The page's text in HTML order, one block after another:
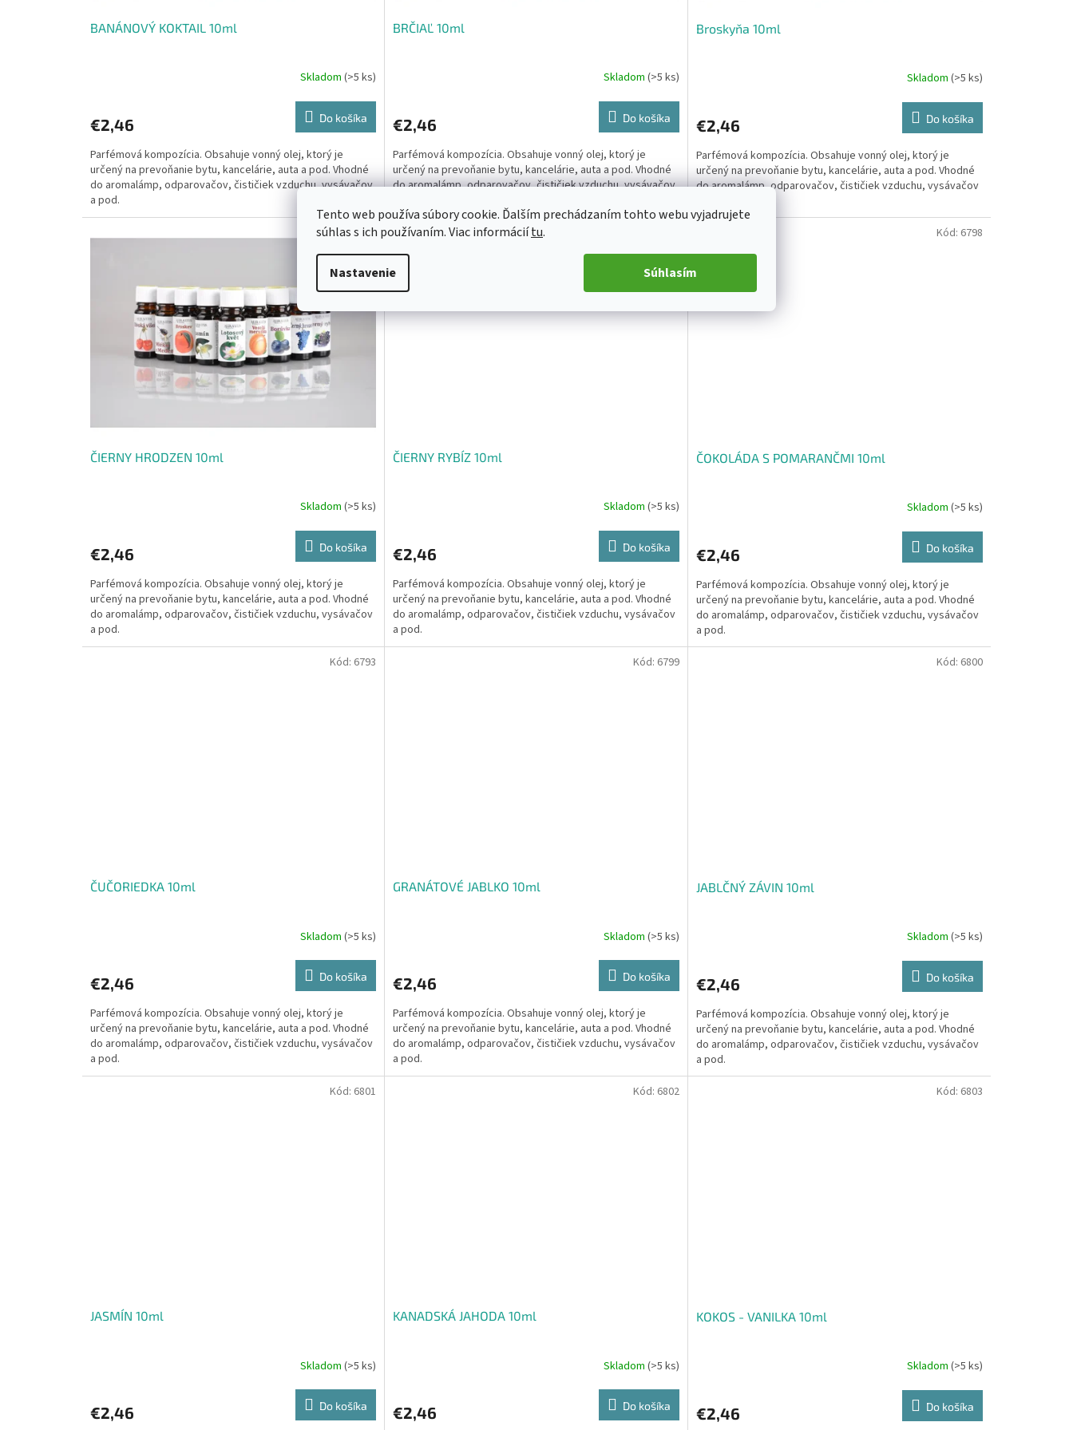
Tento web používa súbory cookie. Ďalším prechádzaním tohto webu vyjadrujete
súhlas s ich používaním. Viac informáciítu.
Nastavenie Súhlasím
BANÁNOVÝ KOKTAIL 10ml
Skladom(>5 ks)
€2,46 Do košíka
Parfémová kompozícia. Obsahuje vonný olej, ktorý je
určený na prevoňanie bytu, kancelárie, auta a pod. Vhodné
do aromalámp, odparovačov, čističiek vzduchu, vysávačov
a pod.
BRČIAĽ 10ml
Skladom (>5 ks)
€2,46 Do košíka
Parfémová kompozícia. Obsahuje vonný olej, ktorý je
určený na prevoňanie bytu, kancelárie, auta a pod. Vhodné
do aromalámp, odparovačov, čističiek vzduchu, vysávačov
Broskyňa 10ml
Skladom (>5 ks)
€2,46 Do košíka
Parfémová kompozícia. Obsahuje vonný olej, ktorý je
určený na prevoňanie bytu, kancelárie, auta a pod. Vhodné
do aromalámp, odparovačov, čističiek vzduchu, vysávačov
ČIERNY HRODZEN 10ml
Skladom(>5 ks)
€2,46 Do košíka
Parfémová kompozícia. Obsahuje vonný olej, ktorý je
určený na prevoňanie bytu, kancelárie, auta a pod. Vhodné
do aromalámp, odparovačov, čističiek vzduchu, vysávačov
a pod.
Kód:6796
ČIERNY RYBÍZ 10ml
Skladom (>5 ks)
€2,46 Do košíka
Parfémová kompozícia. Obsahuje vonný olej, ktorý je
určený na prevoňanie bytu, kancelárie, auta a pod. Vhodné
do aromalámp, odparovačov, čističiek vzduchu, vysávačov
a pod.
ČOKOLÁDA S POMARANČMI 10ml
Skladom (>5 ks)
€2,46 Do košíka
Parfémová kompozícia. Obsahuje vonný olej, ktorý je
určený na prevoňanie bytu, kancelárie, auta a pod. Vhodné
do aromalámp, odparovačov, čističiek vzduchu, vysávačov
a pod.
Kód: 6798
ČUČORIEDKA 10ml
Skladom(>5 ks)
€2,46 Do košíka
Parfémová kompozícia. Obsahuje vonný olej, ktorý je
určený na prevoňanie bytu, kancelárie, auta a pod. Vhodné
do aromalámp, odparovačov, čističiek vzduchu, vysávačov
a pod.
Kód: 6793
GRANÁTOVÉ JABLKO 10ml
Skladom (>5 ks)
€2,46 Do košíka
Parfémová kompozícia. Obsahuje vonný olej, ktorý je
určený na prevoňanie bytu, kancelárie, auta a pod. Vhodné
do aromalámp, odparovačov, čističiek vzduchu, vysávačov
a pod.
Kód: 6799
JABLČNÝ ZÁVIN 10ml
Skladom (>5 ks)
€2,46 Do košíka
Parfémová kompozícia. Obsahuje vonný olej, ktorý je
určený na prevoňanie bytu, kancelárie, auta a pod. Vhodné
do aromalámp, odparovačov, čističiek vzduchu, vysávačov
a pod.
Kód: 6800
JASMÍN 10ml
Skladom(>5 ks)
€2,46 Do košíka
Kód: 6801
KANADSKÁ JAHODA 10ml
Skladom (>5 ks)
€2,46 Do košíka
Kód: 6802
KOKOS - VANILKA 10ml
Skladom (>5 ks)
€2,46 Do košíka
Kód: 6803